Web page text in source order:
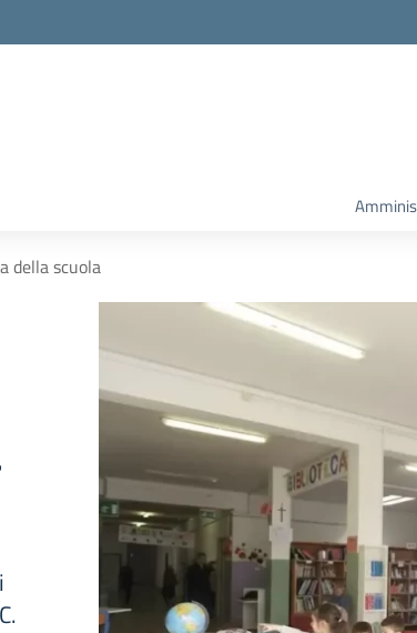
della scuola